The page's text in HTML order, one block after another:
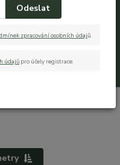
Odeslat
zpracování osobních údajů.
údajů pro účely registrace.